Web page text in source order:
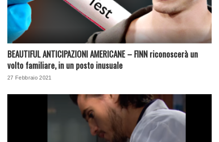
BEAUTIFUL ANTICIPAZIONI AMERICANE – FINN riconoscerà un
volto familiare, in un posto inusuale
27 Febbraio 2021